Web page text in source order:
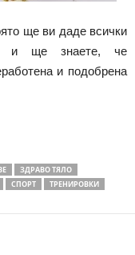
ще ви даде всички
и ще знаете, че
и подобрена
ЗДРАВО ТЯЛО
СПОРТ
ТРЕНИРОВКИ